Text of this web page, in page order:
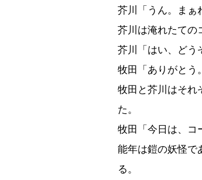
芥川「うん。まぁ
芥川は淹れたての
芥川「はい、どう
牧田「ありがとう
牧田と芥川はそれ
た。
牧田「今日は、コ
能年は鎧の妖怪で
る。